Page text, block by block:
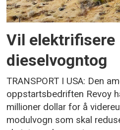
Vil elektrifisere
dieselvogntog
TRANSPORT I USA: Den
oppstartsbedriften Revoy
millioner dollar for å
modulvogn som skal